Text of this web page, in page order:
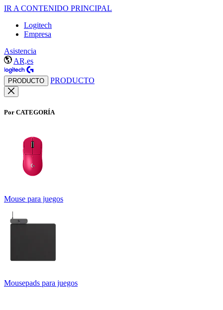
IR A CONTENIDO PRINCIPAL
Logitech
Empresa
Asistencia
AR,es
PRODUCTO PRODUCTO
Por CATEGORÍA
Mouse para juegos
Mousepads para juegos